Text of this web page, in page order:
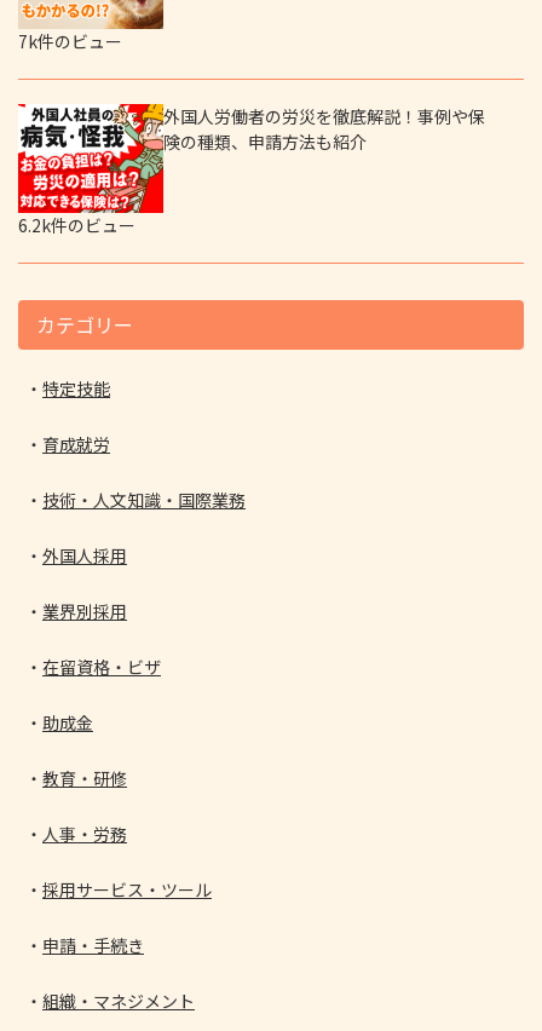
7k件のビュー
外国人労働者の労災を徹底解説！事例や保
険の種類、申請方法も紹介
6.2k件のビュー
カテゴリー
特定技能
育成就労
技術・人文知識・国際業務
外国人採用
業界別採用
在留資格・ビザ
助成金
教育・研修
人事・労務
採用サービス・ツール
申請・手続き
組織・マネジメント